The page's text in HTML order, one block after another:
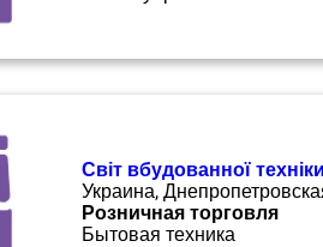
Світ вбудованної техніки
Украина,
Розничная торговля
Бытовая техника